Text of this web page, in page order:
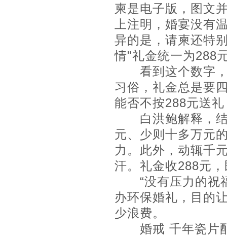
柬是电子版，图文
上注明，婚宴没有
异的是，请柬还特
情"礼金统一为288
看到这个数字，
习俗，礼金总是要
能否不按288元送
白洪鲍解释，结
元、少则十多万元
力。此外，动辄千
汗。礼金收288元
“没有压力的祝福
办环保婚礼，目的
少浪费。
婚戒 千年瓷片